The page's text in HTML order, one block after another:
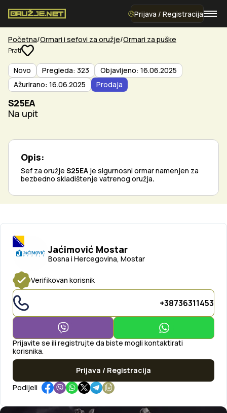
Prijava / Registracija
Početna Ormari i sefovi za oružje Ormari za puške
Prati
Novo Pregleda: 323
Objavljeno: 16.06.2025
Ažurirano: 16.06.2025
Prodaja
S25EA
Na upit
Opis:
Sef za oružje S25EA je sigurnosni ormar namenjen za
bezbedno skladištenje vatrenog oružja.
Jaćimović Mostar
Bosna i Hercegovina, Mostar
Verifikovan korisnik
+38736311453
Prijavite se ili registrujte da biste mogli kontaktirati
korisnika.
Prijava / Registracija
Podijeli